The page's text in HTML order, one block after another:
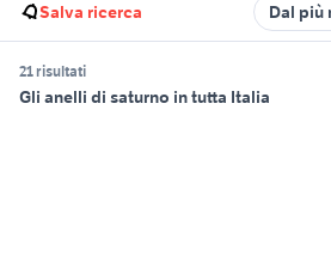
Salva ricerca Dal più
21 risultati
Gli anelli di saturno in tutta Italia